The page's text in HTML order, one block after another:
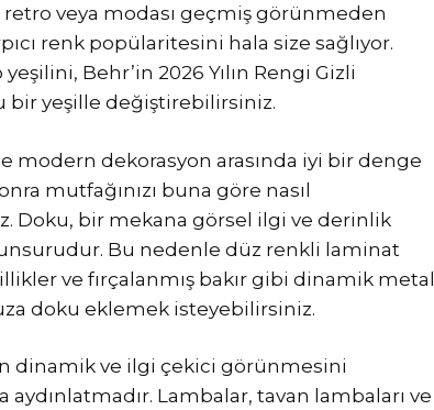
veya modası geçmiş görünmeden
renk popülaritesini hala size sağlıyor.
Behr’in 2026 Yılın Rengi Gizli
bir yeşille değiştirebilirsiniz.
modern dekorasyon arasında iyi bir denge
mutfağınızı buna göre nasıl
Doku, bir mekana görsel ilgi ve derinlik
Bu nedenle düz renkli laminat
ve fırçalanmış bakır gibi dinamik metal
doku eklemek isteyebilirsiniz.
dinamik ve ilgi çekici görünmesini
Lambalar, tavan lambaları ve